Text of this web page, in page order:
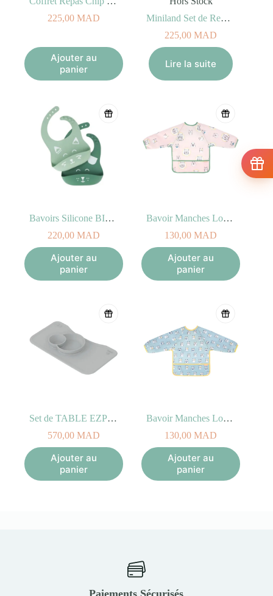
225,00 MAD
Ajouter au
panier
Miniland Set de Repas carré candy
225,00 MAD
Lire la suite
Bavoirs Silicone BIB’ISY 0+ (x2)
220,00 MAD
Ajouter au
panier
Bavoir Manches Longues Badabulle Rose
130,00 MAD
Ajouter au
panier
Set de TABLE EZPZ™ pour STOKKE® STEPS gris nordique
570,00 MAD
Ajouter au
panier
Bavoir Manches Longues Badabulle Bleu
130,00 MAD
Ajouter au
panier
Paiements Sécurisés